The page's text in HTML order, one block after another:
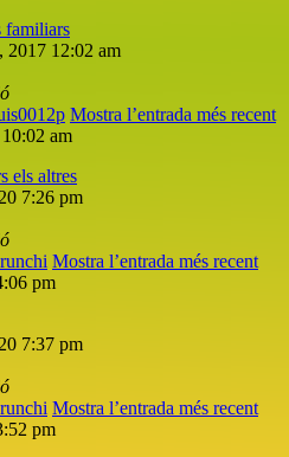
familiars
2017 12:02 am
Mostra l’entrada més recent
am
els altres
7:26 pm
Mostra l’entrada més recent
pm
7:37 pm
Mostra l’entrada més recent
pm